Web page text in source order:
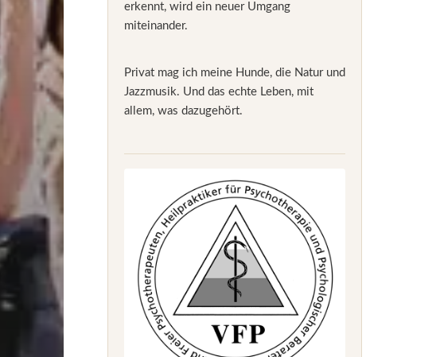
erkennt, wird ein neuer Umgang
miteinander.
Privat mag ich meine Hunde, die Natur und
Jazzmusik. Und das echte Leben, mit
allem, was dazugehört.